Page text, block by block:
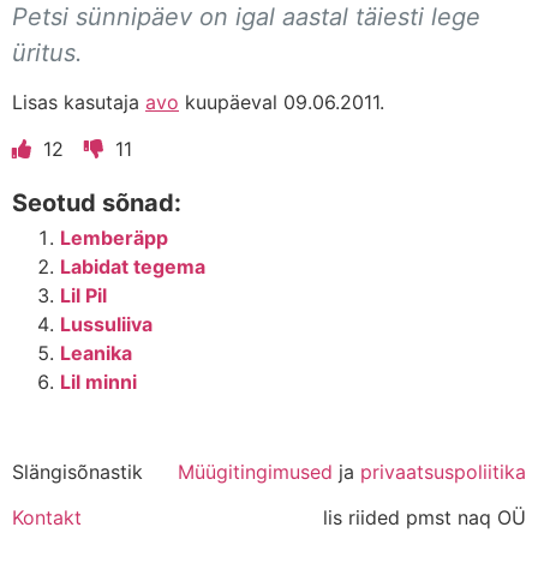
Petsi sünnipäev on igal aastal täiesti lege
üritus.
Lisas kasutaja avo kuupäeval 09.06.2011.
12
11
Seotud sõnad:
Lemberäpp
Labidat tegema
Lil Pil
Lussuliiva
Leanika
Lil minni
Slängisõnastik Müügitingimused ja privaatsuspoliitika
Kontakt
lis riided pmst naq OÜ